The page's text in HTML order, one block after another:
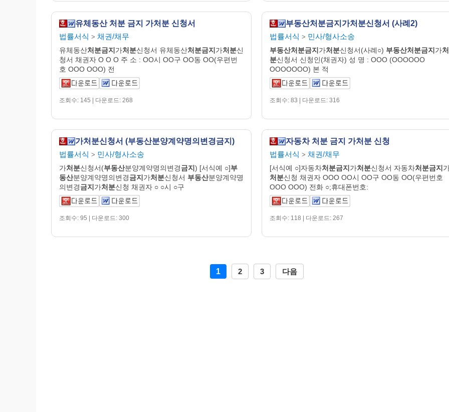
유체동산 처분 금지 가처분 신청서
법률서식 > 채권/채무
유체동산처분금지가처분신청서 유체동산처분금지가처분신
청서 채권자 O O O 주 소 : OO시 OO구 OO동 OO(우편번
호 OOO OOO) 전
조회수: 145 | 다운로드: 268
부동산처분금지가처분신청서 (사례2)
법률서식 > 민사/형사소송
부동산처분금지가처분신청서(사례○) 부동산처분금지가처
분신청서 신청인(채권자) 성 명 : OOO (OOOOOO
OOOOOOO) 본 적
조회수: 83 | 다운로드: 316
가처분신청서 (부동산분양계약명의변경금지)
법률서식 > 민사/형사소송
가처분신청서(부동산분양계약명의변경금지) [서식예 ○]부
동산분양계약명의변경금지가처분신청서 부동산분양계약명
의변경금지가처분신청 채권자 ○ ○시 ○구
조회수: 95 | 다운로드: 300
자동차 처분 금지 가처분 신청
법률서식 > 채권/채무
[서식예 ○]자동차처분금지가처분신청서 자동차처분금지
처분신청 채권자 OOO OO시 OO구 OO동 OO(우편번호
OOO OOO) 전화 ○;휴대폰번호:
조회수: 118 | 다운로드: 267
1 2 3 다음